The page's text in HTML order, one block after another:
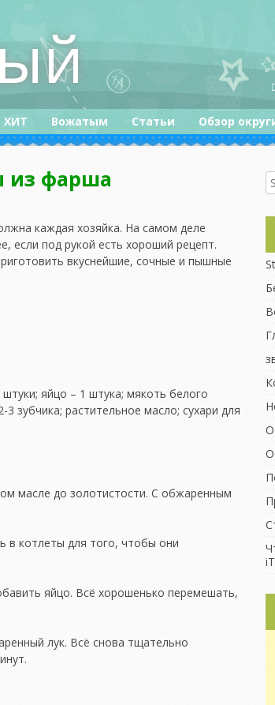
ХИТ Вожатым
Статьи
Конкурсы
Обзор
из фарша
каждая хозяйка. На самом деле
если под рукой есть хороший рецепт.
вкуснейшие, сочные и пышные
яйцо – 1 штука; мякоть белого
зубчика; растительное масло; сухари для
масле до золотистости. С обжаренным
в котлеты для того, чтобы они
яйцо. Всё хорошенько перемешать,
лук. Всё снова тщательно
О